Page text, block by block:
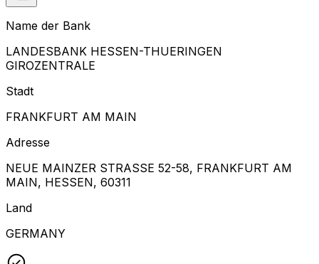
Name der Bank
LANDESBANK HESSEN-THUERINGEN
GIROZENTRALE
Stadt
FRANKFURT AM MAIN
Adresse
NEUE MAINZER STRASSE 52-58, FRANKFURT AM
MAIN, HESSEN, 60311
Land
GERMANY